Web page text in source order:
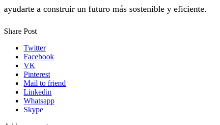
ayudarte a construir un futuro más sostenible y eficiente.
Share Post
Twitter
Facebook
VK
Pinterest
Mail to friend
Linkedin
Whatsapp
Skype